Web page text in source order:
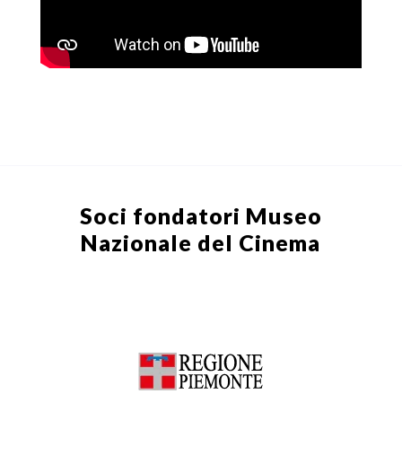
Soci fondatori Museo
Nazionale del Cinema